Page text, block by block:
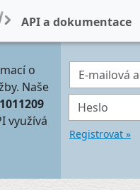
API a dokumentace
o
Naše
1011209
využívá
E-mailová
Heslo
Registrovat »